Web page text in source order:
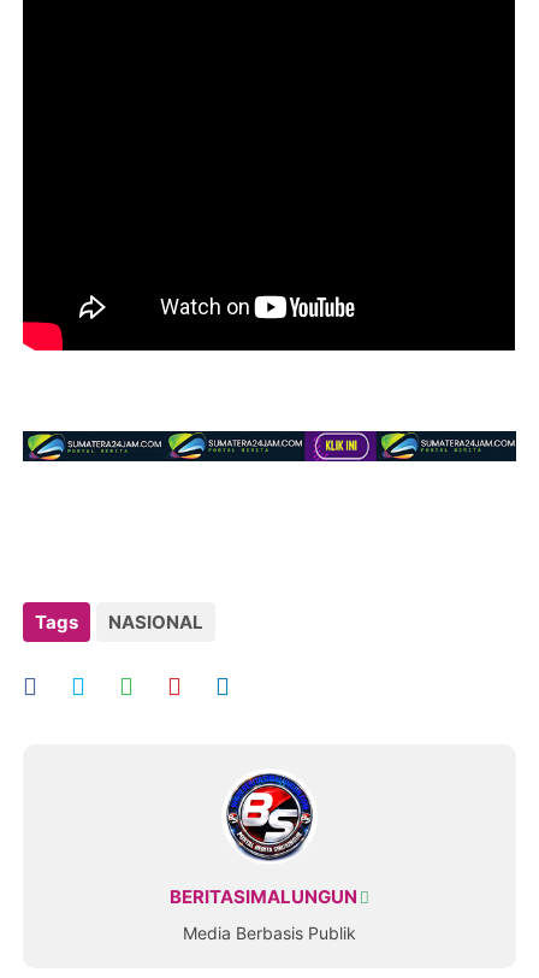
Tags NASIONAL
BERITASIMALUNGUN
Media Berbasis Publik